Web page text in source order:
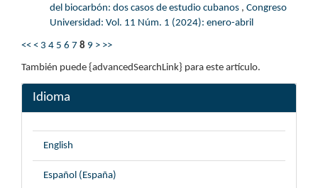
del biocarbón: dos casos de estudio cubanos , Congreso
Universidad: Vol. 11 Núm. 1 (2024): enero-abril
<< < 3 4 5 6 7 8 9 > >>
También puede {advancedSearchLink} para este artículo.
Idioma
English
Español (España)